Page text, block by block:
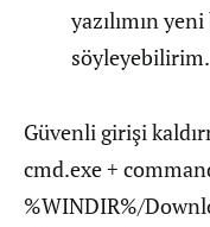
yazılımın
söyleyebilirim.
Güvenli girişi
cmd.exe +
%WINDIR%/